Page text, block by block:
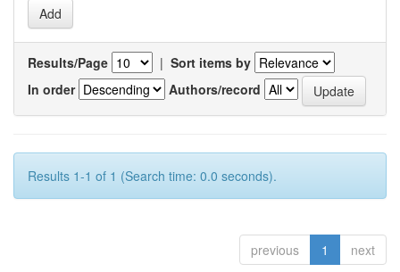
Results/Page | Sort items by
In order
Authors/record
Results 1-1 of 1 (Search time: 0.0 seconds).
previous 1 next